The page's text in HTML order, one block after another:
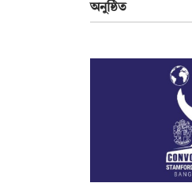
অনুষ্ঠিত